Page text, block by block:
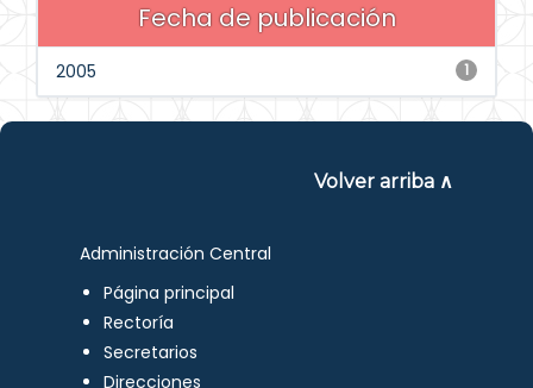
Fecha de publicación
1
2005
Volver arriba ∧
Administración Central
Página principal
Rectoría
Secretarios
Direcciones